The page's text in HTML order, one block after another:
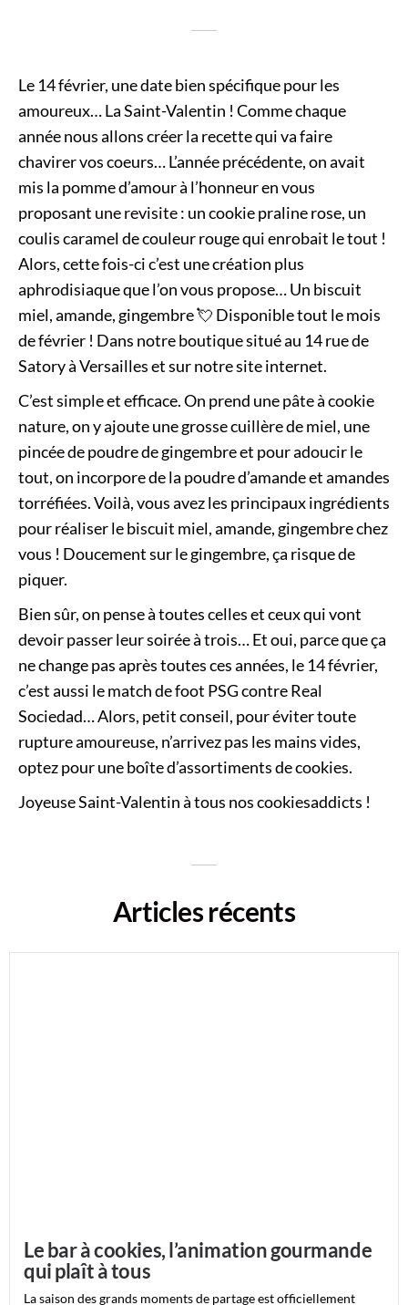
Le 14 février, une date bien spécifique pour les
amoureux… La Saint-Valentin ! Comme chaque
année nous allons créer la recette qui va faire
chavirer vos coeurs… L’année précédente, on avait
mis la pomme d’amour à l’honneur en vous
proposant une revisite: un cookie praline rose, un
coulis caramel de couleur rouge qui enrobait le tout !
Alors, cette fois-ci c’est une création plus
aphrodisiaque que l’on vous propose… Un biscuit
miel, amande, gingembre 💘 Disponible tout le mois
de février ! Dans notreboutiquesitué au 14 rue de
Satory à Versailles et sur notre site internet.
C’est simple et efficace. On prend une pâte à cookie
nature, on y ajoute une grosse cuillère de miel, une
pincée de poudre de gingembre et pour adoucir le
tout, on incorpore de la poudre d’amande et amandes
torréfiées. Voilà, vous avez les principaux ingrédients
pour réaliser le biscuit miel, amande, gingembre chez
vous ! Doucement sur le gingembre, ça risque de
piquer.
Bien sûr, on pense à toutes celles et ceux qui vont
devoir passer leur soirée à trois… Et oui, parce que ça
ne change pas après toutes ces années, le 14 février,
c’est aussi le match de foot PSG contre Real
Sociedad… Alors, petit conseil, pour éviter toute
rupture amoureuse, n’arrivez pas les mains vides,
optez pour une boîte d’assortiments de cookies.
Joyeuse Saint-Valentin à tous nos cookiesaddicts !
Articles récents
Le bar à cookies, l’animation gourmande
qui plaît à tous
La saison des grands moments de partage est officiellement